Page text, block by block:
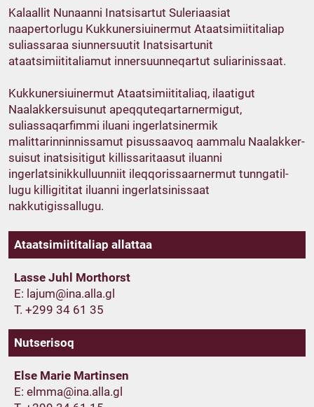
Kalaallit Nunaanni Inatsisartut Suleriaasiat
naapertorlugu Kukkunersiuinermut Ataatsimiititaliap
suliassaraa siunnersuutit Inatsisartunit
ataatsimiititaliamut innersuunneqartut suliarinissaat.
Kukkunersiuinermut Ataatsimiititaliaq, ilaatigut
Naalakkersuisunut apeqquteqartarnermigut,
suliassaqarfimmi iluani ingerlatsinermik
malittarinninnissamut pisussaavoq aammalu Naalakker­
suisut inatsisitigut killissaritaasut iluanni
ingerlatsinikkulluunniit ileqqorissaarnermut tunngatil­
lugu killigititat iluanni ingerlatsinissaat
nakkutigissallugu.
Ataatsimiititaliap allattaa
Lasse Juhl Morthorst
E:
T. +299 34 61 35
Nutserisoq
Else Marie Martinsen
E: